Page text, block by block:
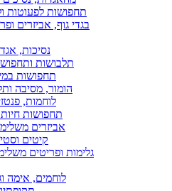
תחפושות לפעוטות
בגדי גוף, אביזרים
נסיכות,
תלבושות
תחפושות
הומור, מסיבה
לוחמות,
תחפושות
אביזרים
קיטים
גלימות ופריטים
לוחמים, אימה